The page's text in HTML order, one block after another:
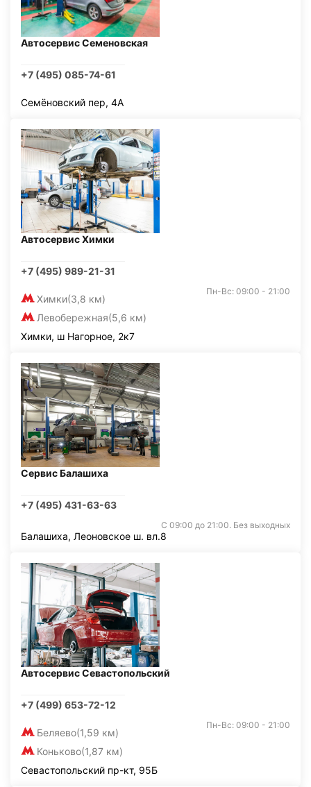
Автосервис Семеновская
+7 (495) 085-74-61
Семёновский пер, 4А
Автосервис Химки
+7 (495) 989-21-31
Химки(3,8 км)
Левобережная(5,6 км)
Пн-Вс: 09:00 - 21:00
Химки, ш Нагорное, 2к7
Сервис Балашиха
+7 (495) 431-63-63
С 09:00 до 21:00. Без выходных
Балашиха, Леоновское ш. вл.8
Автосервис Севастопольский
+7 (499) 653-72-12
Беляево(1,59 км)
Коньково(1,87 км)
Пн-Вс: 09:00 - 21:00
Севастопольский пр-кт, 95Б